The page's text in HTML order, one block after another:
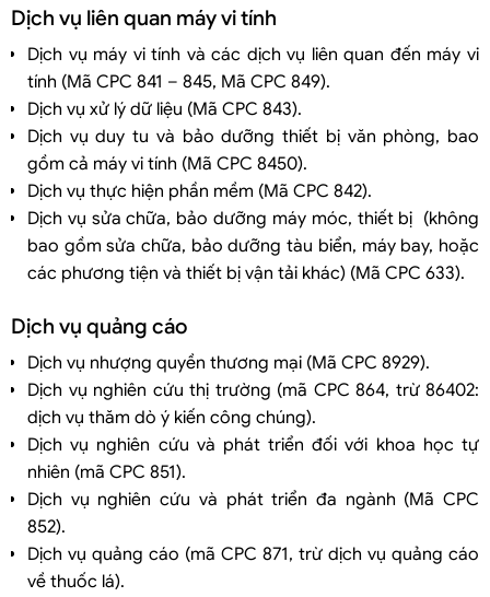
Dịch vụ liên quan máy vi tính
Dịch vụ máy vi tính và các dịch vụ liên quan đến máy vi
tính (Mã CPC 841 – 845, Mã CPC 849).
Dịch vụ xử lý dữ liệu (Mã CPC 843).
Dịch vụ duy tu và bảo dưỡng thiết bị văn phòng, bao
gồm cả máy vi tính (Mã CPC 8450).
Dịch vụ thực hiện phần mềm (Mã CPC 842).
Dịch vụ sửa chữa, bảo dưỡng máy móc, thiết bị (không
bao gồm sửa chữa, bảo dưỡng tàu biển, máy bay, hoặc
các phương tiện và thiết bị vận tải khác) (Mã CPC 633).
Dịch vụ quảng cáo
Dịch vụ nhượng quyền thương mại (Mã CPC 8929).
Dịch vụ nghiên cứu thị trường (mã CPC 864, trừ 86402:
dịch vụ thăm dò ý kiến công chúng).
Dịch vụ nghiên cứu và phát triển đối với khoa học tự
nhiên (mã CPC 851).
Dịch vụ nghiên cứu và phát triển đa ngành (Mã CPC
852).
Dịch vụ quảng cáo (mã CPC 871, trừ dịch vụ quảng cáo
về thuốc lá).